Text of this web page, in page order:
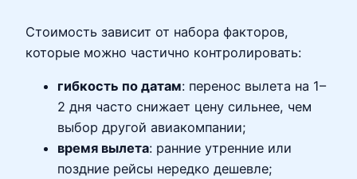
Стоимость зависит от набора факторов,
которые можно частично контролировать:
гибкость по датам: перенос вылета на 1–
2 дня часто снижает цену сильнее, чем
выбор другой авиакомпании;
время вылета: ранние утренние или
поздние рейсы нередко дешевле;